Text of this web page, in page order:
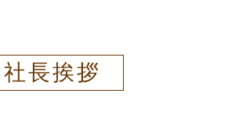
社長挨拶